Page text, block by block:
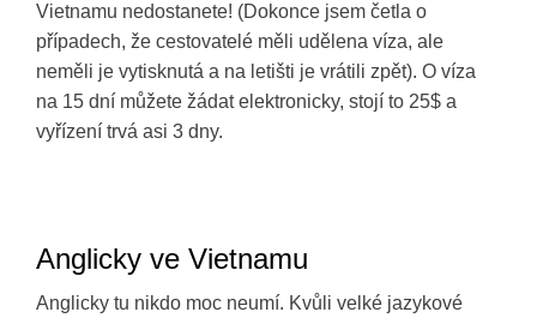
Vietnamu nedostanete! (Dokonce jsem četla o
případech, že cestovatelé měli udělena víza, ale
neměli je vytisknutá a na letišti je vrátili zpět). O víza
na 15 dní můžete žádat elektronicky, stojí to 25$ a
vyřízení trvá asi 3 dny.
Anglicky ve Vietnamu
Anglicky tu nikdo moc neumí. Kvůli velké jazykové